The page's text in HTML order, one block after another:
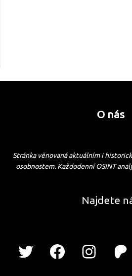
O nás
Stránka věnovaná aktuálním i
osobnostem. Každodenní OSINT
Najdete